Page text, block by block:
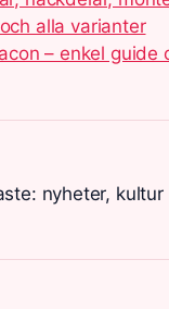
alla varianter
– enkel guide
nyheter,